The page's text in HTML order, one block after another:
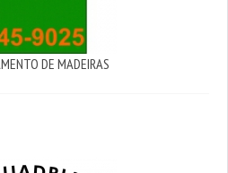
DE MADEIRAS